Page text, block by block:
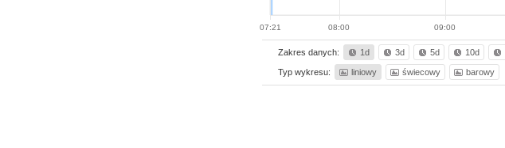
07:21 08:00 09:00
Zakres danych: 1d 3d 5d 10d
Typ wykresu: liniowy świecowy barowy